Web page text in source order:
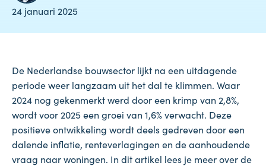
24 januari 2025
De Nederlandse bouwsector lijkt na een uitdagende
periode weer langzaam uit het dal te klimmen. Waar
2024 nog gekenmerkt werd door een krimp van 2,8%,
wordt voor 2025 een groei van 1,6% verwacht. Deze
positieve ontwikkeling wordt deels gedreven door een
dalende inflatie, renteverlagingen en de aanhoudende
vraag naar woningen. In dit artikel lees je meer over de